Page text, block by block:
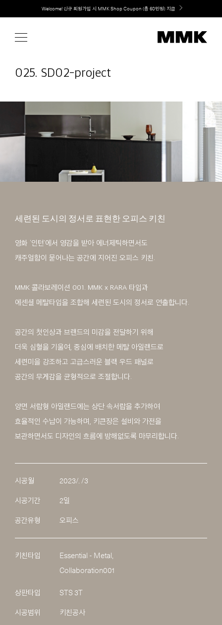
content
Welcome! 신규 회원가입 시 MMK Shop Coupon (총 60만원) 지급
취향대로 완성하는 커스텀 아일랜드 키친, MMK The Island 출시
025. SD02-project
세련된 도시의 정서로 표현한 오피스 키친
영화 ‘인턴’에서 영감을 받아 에너제틱하면서도
캐주얼함이 묻어나는 공간에 지어진 오피스 키친.
MMK 콜라보레이션 001. MMK x RARA 타입과
에센셜 메탈타입을 조합해 세련된 도시의 정서로 연출합니다.
공간의 첫인상과 브랜드의 미감을 전달하기 위해
더욱 심혈을 기울여, 중심에 배치한 메탈 아일랜드로
세련미을 강조하고 고급스러운 블랙 우드 패널로
공간의 무게감을 균형적으로 조절합니다.
양면 서랍형 아일랜드에는 상단 속서랍을 추가하여
효율적인 수납이 가능하며, 키큰장은 설비와 가전을
보관하면서도 디자인의 흐름에 방해없도록 마무리합니다.
시공월 2023/. /3
시공기간 2일
공간유형 오피스
키친타입
Essential - Metal,
Collaboration001
상판타입 STS 3T
시공범위 키친공사